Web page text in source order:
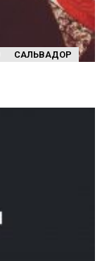
САЛЬВАДОР